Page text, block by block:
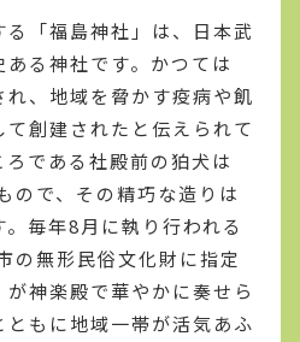
「福島神社」は、日本武
る神社です。かつては
れ、地域を脅かす疫病や飢
創建されたと伝えられて
である社殿前の狛犬は
ので、その精巧な造りは
毎年8月に執り行われる
の無形民俗文化財に指定
神楽殿で華やかに奏せら
もに地域一帯が活気あふ